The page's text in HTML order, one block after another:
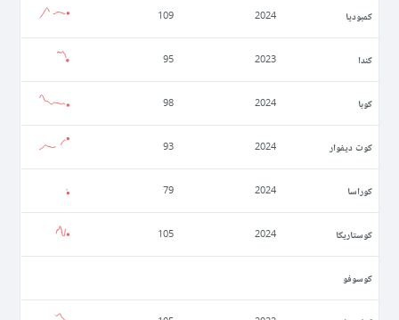
كمبوديا 2024
109
كندا 2023
95
كوبا 2024
98
كوت ديفوار 2024
93
كوراسا 2024
79
كوستاريكا 2024
105
كوسوفو